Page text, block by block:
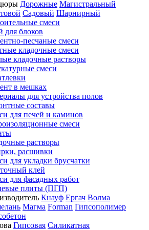
Дорожные Магистральный
Садовый Шарнирный
смеси
для блоков
песчаные смеси
кладочные смеси
кладочные растворы
смеси
в мешках
для устройства полов
составы
для печей и каминов
смеси
растворы
расшивки
для укладки брусчатки
клей
для фасадных работ
плиты (ПГП)
Кнауф Ергач Волма
Магма Forman Гипсополимер
Гипсовая Силикатная